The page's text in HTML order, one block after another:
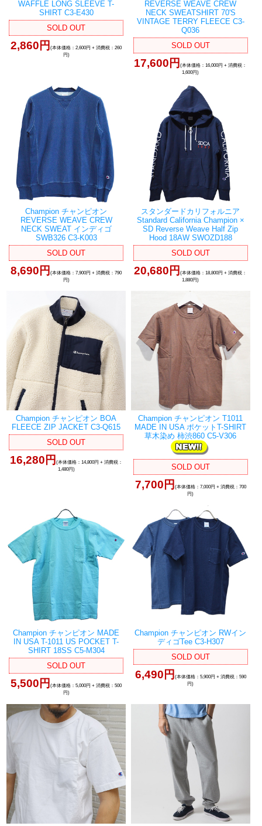
WAFFLE LONG SLEEVE T-
SHIRT C3-E430
SOLD OUT
2,860円(本体価格：2,600円 + 消費税：260
円)
REVERSE WEAVE CREW
NECK SWEATSHIRT 70'S
VINTAGE TERRY FLEECE C3-
Q036
SOLD OUT
17,600円(本体価格：16,000円 + 消費税：
1,600円)
Champion チャンピオン
REVERSE WEAVE CREW
NECK SWEAT インディゴ
SWB326 C3-K003
SOLD OUT
8,690円(本体価格：7,900円 + 消費税：790
円)
スタンダードカリフォルニア
Standard California Champion ×
SD Reverse Weave Half Zip
Hood 18AW SWOZD188
SOLD OUT
20,680円(本体価格：18,800円 + 消費税：
1,880円)
Champion チャンピオン BOA
FLEECE ZIP JACKET C3-Q615
SOLD OUT
16,280円 (本体価格：14,800円 + 消費税：
1,480円)
Champion チャンピオン T1011
MADE IN USA ポケットT-SHIRT
草木染め 柿渋860 C5-V306
SOLD OUT
7,700円 (本体価格：7,000円 + 消費税：700
円)
Champion チャンピオン MADE
IN USA T-1011 US POCKET T-
SHIRT 18SS C5-M304
SOLD OUT
5,500円(本体価格：5,000円 + 消費税：500
円)
Champion チャンピオン RWイン
ディゴTee C3-H307
SOLD OUT
6,490円 (本体価格：5,900円 + 消費税：590
円)